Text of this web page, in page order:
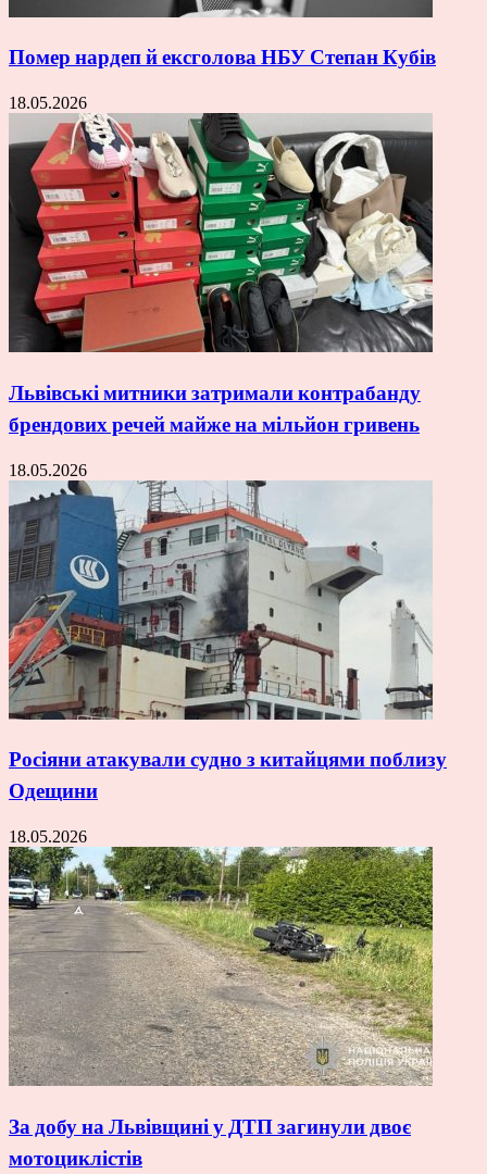
Помер нардеп й ексголова НБУ Степан Кубів
18.05.2026
Львівські митники затримали контрабанду
брендових речей майже на мільйон гривень
18.05.2026
Росіяни атакували судно з китайцями поблизу
Одещини
18.05.2026
За добу на Львівщині у ДТП загинули двоє
мотоциклістів